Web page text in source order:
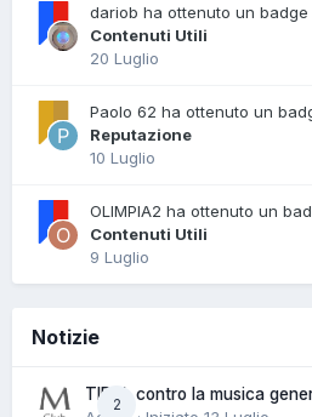
dariob ha ottenuto un badge
Contenuti Utili
20 Luglio
Paolo 62 ha ottenuto un
Reputazione
10 Luglio
OLIMPIA2 ha ottenuto un
Contenuti Utili
9 Luglio
Notizie
2
TIDAL contro la musica